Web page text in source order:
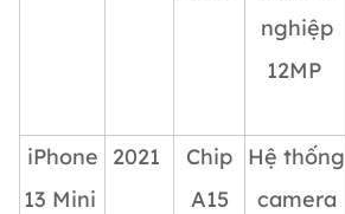
nghiệp
12MP
iPhone
13 Mini
2021
Chip
A15
Hệ thống
camera